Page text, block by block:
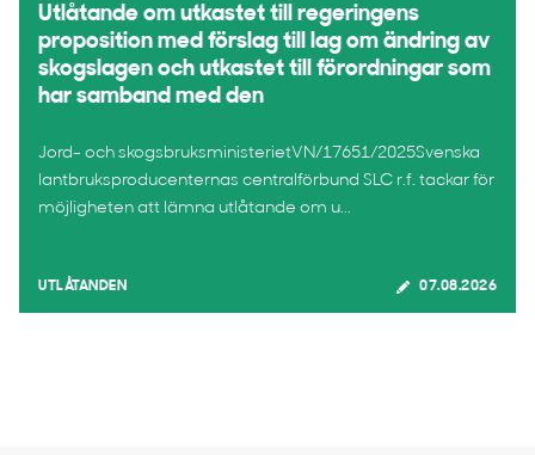
Utlåtande om utkastet till regeringens
proposition med förslag till lag om ändring av
skogslagen och utkastet till förordningar som
har samband med den
Jord- och skogsbruksministerietVN/17651/2025Svenska
lantbruksproducenternas centralförbund SLC r.f. tackar för
möjligheten att lämna utlåtande om u...
UTLÅTANDEN 07.08.2026